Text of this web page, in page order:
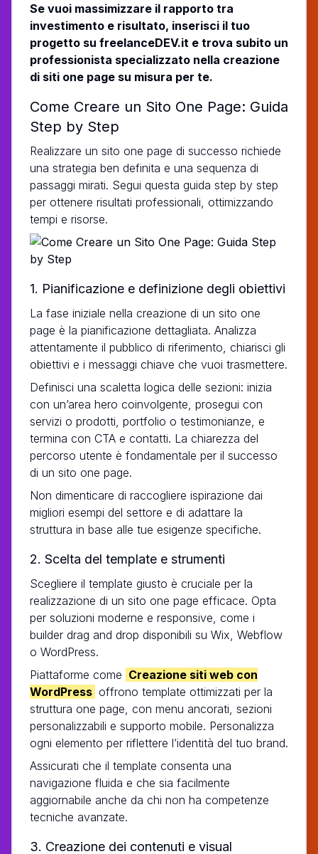
Se vuoi massimizzare il rapporto tra
investimento e risultato, inserisci il tuo
progetto su freelanceDEV.it e trova subito un
professionista specializzato nella creazione
di siti one page su misura per te.
Come Creare un Sito One Page: Guida
Step by Step
Realizzare un sito one page di successo richiede
una strategia ben definita e una sequenza di
passaggi mirati. Segui questa guida step by step
per ottenere risultati professionali, ottimizzando
tempi e risorse.
1. Pianificazione e definizione degli obiettivi
La fase iniziale nella creazione di un sito one
page è la pianificazione dettagliata. Analizza
attentamente il pubblico di riferimento, chiarisci gli
obiettivi e i messaggi chiave che vuoi trasmettere.
Definisci una scaletta logica delle sezioni: inizia
con un’area hero coinvolgente, prosegui con
servizi o prodotti, portfolio o testimonianze, e
termina con CTA e contatti. La chiarezza del
percorso utente è fondamentale per il successo
di un sito one page.
Non dimenticare di raccogliere ispirazione dai
migliori esempi del settore e di adattare la
struttura in base alle tue esigenze specifiche.
2. Scelta del template e strumenti
Scegliere il template giusto è cruciale per la
realizzazione di un sito one page efficace. Opta
per soluzioni moderne e responsive, come i
builder drag and drop disponibili su Wix, Webflow
o WordPress.
Piattaforme come Creazione siti web con
WordPress offrono template ottimizzati per la
struttura one page, con menu ancorati, sezioni
personalizzabili e supporto mobile. Personalizza
ogni elemento per riflettere l’identità del tuo brand.
Assicurati che il template consenta una
navigazione fluida e che sia facilmente
aggiornabile anche da chi non ha competenze
tecniche avanzate.
3. Creazione dei contenuti e visual